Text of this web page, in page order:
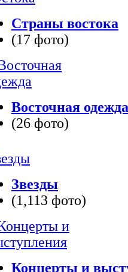
Страны востока
(17 фото)
Восточная одежда
(26 фото)
Звезды
(1,113 фото)
Концерты и